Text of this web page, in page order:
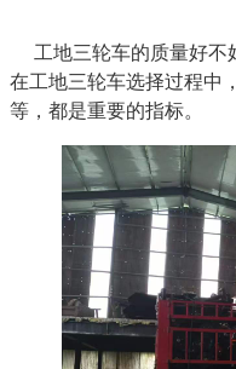
工地三轮车的质量好不
在工地三轮车选择过程中
等，都是重要的指标。